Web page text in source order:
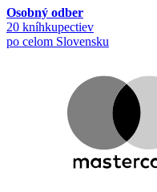
Osobný odber
20 kníhkupectiev
po celom Slovensku